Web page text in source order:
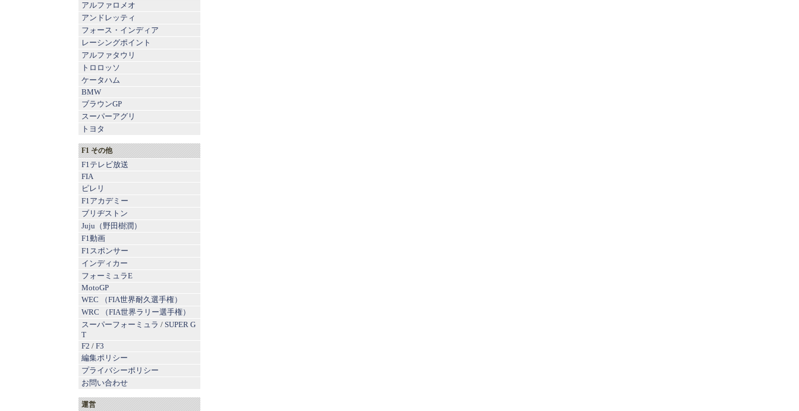
アルファロメオ
アンドレッティ
フォース・インディア
レーシングポイント
アルファタウリ
トロロッソ
ケータハム
BMW
ブラウンGP
スーパーアグリ
トヨタ
F1 その他
F1テレビ放送
FIA
ピレリ
F1アカデミー
ブリヂストン
Juju（野田樹潤）
F1動画
F1スポンサー
インディカー
フォーミュラE
MotoGP
WEC （FIA世界耐久選手権）
WRC （FIA世界ラリー選手権）
スーパーフォーミュラ / SUPER G
T
F2 / F3
編集ポリシー
プライバシーポリシー
お問い合わせ
運営